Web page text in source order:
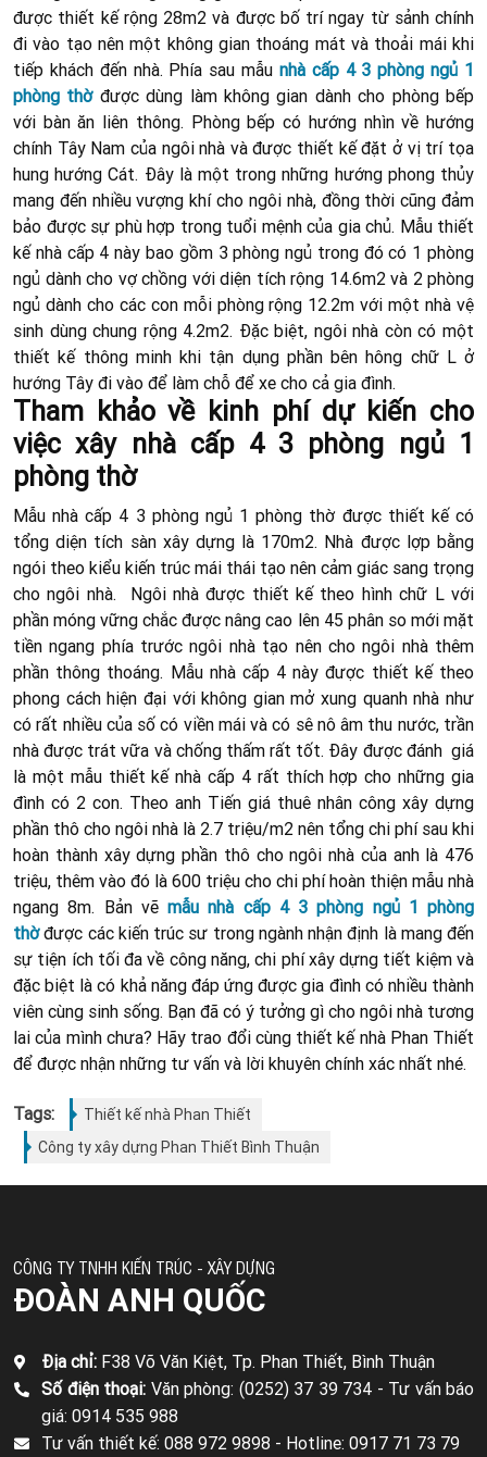
được thiết kế rộng 28m2 và được bố trí ngay từ sảnh chính
đi vào tạo nên một không gian thoáng mát và thoải mái khi
tiếp khách đến nhà. Phía sau mẫu nhà cấp 4 3 phòng ngủ 1
phòng thờđược dùng làm không gian dành cho phòng bếp
với bàn ăn liên thông. Phòng bếp có hướng nhìn về hướng
chính Tây Nam của ngôi nhà và được thiết kế đặt ở vị trí tọa
hung hướng Cát. Đây là một trong những hướng phong thủy
mang đến nhiều vượng khí cho ngôi nhà, đồng thời cũng đảm
bảo được sự phù hợp trong tuổi mệnh của gia chủ. Mẫu thiết
kế nhà cấp 4 này bao gồm 3 phòng ngủ trong đó có 1 phòng
ngủ dành cho vợ chồng với diện tích rộng 14.6m2 và 2 phòng
ngủ dành cho các con mỗi phòng rộng 12.2m với một nhà vệ
sinh dùng chung rộng 4.2m2. Đặc biệt, ngôi nhà còn có một
thiết kế thông minh khi tận dụng phần bên hông chữ L ở
hướng Tây đi vào để làm chỗ để xe cho cả gia đình.
Tham khảo về kinh phí dự kiến cho
việc xây nhà cấp 4 3 phòng ngủ 1
phòng thờ
Mẫu nhà cấp 4 3 phòng ngủ 1 phòng thờ được thiết kế có
tổng diện tích sàn xây dựng là 170m2. Nhà được lợp bằng
ngói theo kiểu kiến trúc mái thái tạo nên cảm giác sang trọng
cho ngôi nhà. Ngôi nhà được thiết kế theo hình chữ L với
phần móng vững chắc được nâng cao lên 45 phân so mới mặt
tiền ngang phía trước ngôi nhà tạo nên cho ngôi nhà thêm
phần thông thoáng. Mẫu nhà cấp 4 này được thiết kế theo
phong cách hiện đại với không gian mở xung quanh nhà như
có rất nhiều của số có viền mái và có sê nô âm thu nước, trần
nhà được trát vữa và chống thấm rất tốt. Đây được đánh giá
là một mẫu thiết kế nhà cấp 4 rất thích hợp cho những gia
đình có 2 con. Theo anh Tiến giá thuê nhân công xây dựng
phần thô cho ngôi nhà là 2.7 triệu/m2 nên tổng chi phí sau khi
hoàn thành xây dựng phần thô cho ngôi nhà của anh là 476
triệu, thêm vào đó là 600 triệu cho chi phí hoàn thiện mẫu nhà
ngang 8m. Bản vẽ mẫu nhà cấp 4 3 phòng ngủ 1 phòng
thờ được các kiến trúc sư trong ngành nhận định là mang đến
sự tiện ích tối đa về công năng, chi phí xây dựng tiết kiệm và
đặc biệt là có khả năng đáp ứng được gia đình có nhiều thành
viên cùng sinh sống. Bạn đã có ý tưởng gì cho ngôi nhà tương
lai của mình chưa? Hãy trao đổi cùng thiết kế nhà Phan Thiết
để được nhận những tư vấn và lời khuyên chính xác nhất nhé.
Tags:
Thiết kế nhà Phan Thiết
Công ty xây dựng Phan Thiết Bình Thuận
CÔNG TY TNHH KIẾN TRÚC - XÂY DỰNG
ĐOÀN ANH QUỐC
Địa chỉ: F38 Võ Văn Kiệt, Tp. Phan Thiết, Bình Thuận
Số điện thoại: Văn phòng: (0252) 37 39 734 - Tư vấn báo
giá: 0914 535 988
Tư vấn thiết kế: 088 972 9898 - Hotline: 0917 71 73 79